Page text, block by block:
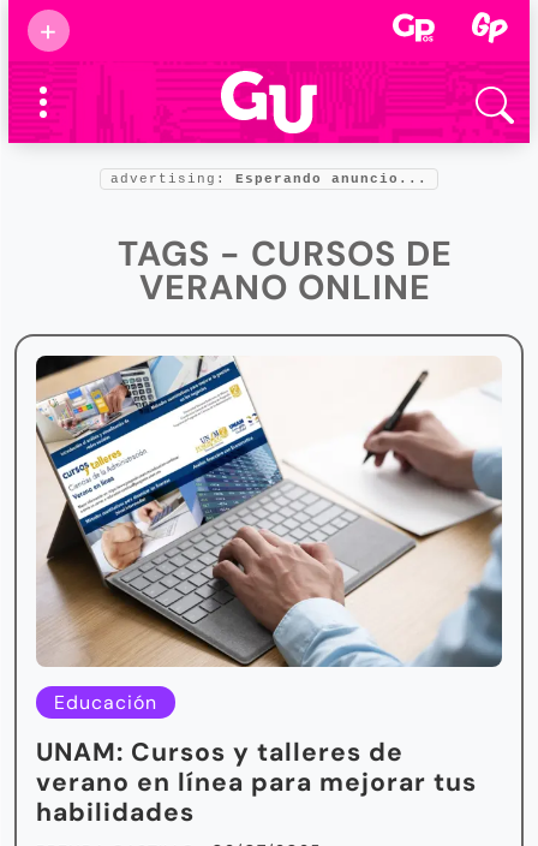
+
Supermamás
2025
Marcas de
confianza
Foro salud
advertising: Esperando anuncio...
TAGS - CURSOS DE
VERANO ONLINE
Educación
UNAM: Cursos y talleres de
verano en línea para mejorar tus
habilidades